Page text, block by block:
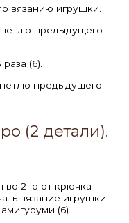
предыдущего
(6).
предыдущего
(2 детали).
во 2-ю от крючка
вязание игрушки -
(6).